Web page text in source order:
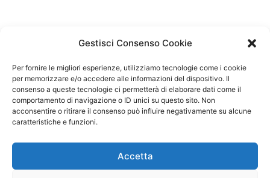
Gestisci Consenso Cookie
Per fornire le migliori esperienze, utilizziamo tecnologie come i cookie
per memorizzare e/o accedere alle informazioni del dispositivo. Il
consenso a queste tecnologie ci permetterà di elaborare dati come il
comportamento di navigazione o ID unici su questo sito. Non
acconsentire o ritirare il consenso può influire negativamente su alcune
caratteristiche e funzioni.
Accetta